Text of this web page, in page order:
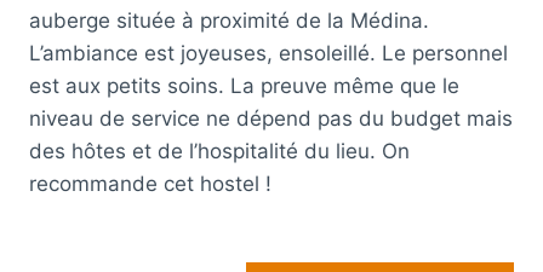
auberge située à proximité de la Médina.
L’ambiance est joyeuses, ensoleillé. Le personnel
est aux petits soins. La preuve même que le
niveau de service ne dépend pas du budget mais
des hôtes et de l’hospitalité du lieu. On
recommande cet hostel !